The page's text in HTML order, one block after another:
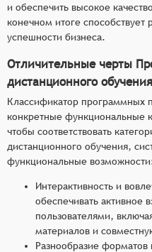
и обеспечить высокое
конечном итоге способствует
успешности бизнеса.
Отличительные черты
дистанционного обучения
Классификатор программных
конкретные функциональные
чтобы соответствовать
дистанционного обучения,
функциональные
Интерактивность и
обеспечивать активное
пользователями,
материалов и
Разнообразие